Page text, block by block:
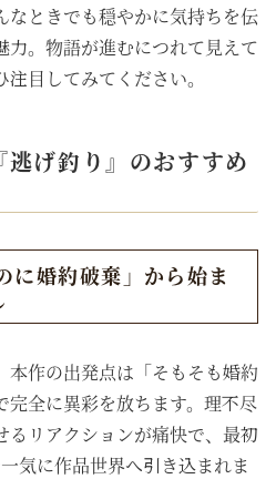
なときでも穏やかに気持ちを伝
力。物語が進むにつれて見えて
目してみてください。
逃げ釣り』のおすすめ
婚約破棄」から始ま
本作の出発点は「そもそも婚約
完全に異彩を放ちます。理不尽
るリアクションが痛快で、最初
気に作品世界へ引き込まれま